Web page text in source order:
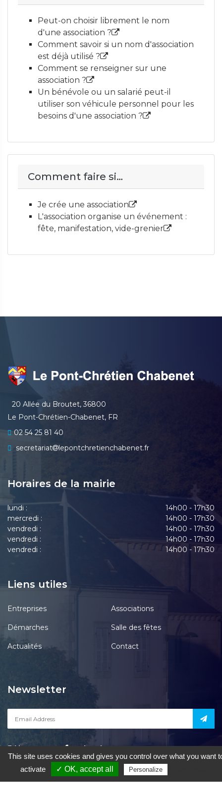
Peut-on choisir librement le nom
d'une association ?
Comment savoir si un nom d'association
est déjà utilisé ?
Comment se renseigner sur une
association ?
Un bénévole ou un salarié peut-il
utiliser son véhicule personnel pour les
besoins d'une association ?
Comment faire si…
Je crée une association
L'association organise un événement :
fête, manifestation, vide-grenier
20 Allée du Broutet, 36800
Le Pont-Chrétien-Chabenet, FR
02 54 25 81 40
secretariat
lepontchretienchabenet.fr
Horaires de la mairie
lundi :
14h00 - 17h30
mercredi :
14h00 - 17h30
vendredi :
14h00 - 17h30
vendredi :
14h00 - 17h30
vendredi :
14h00 - 17h30
Liens utiles
Entreprises Associations
Démarches Salle des fêtes
Actualités Contact
Newsletter
Notre page acebook
This site uses cookies and gives you control over what you want
activate
✓ OK, accept all Personalize